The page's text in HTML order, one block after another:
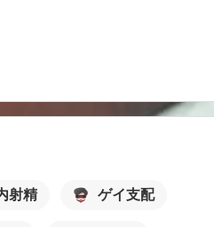
射精 ゲイ支配